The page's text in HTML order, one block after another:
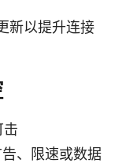
新以提升连接
击
、限速或数据